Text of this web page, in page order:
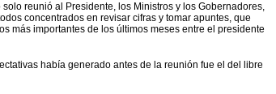
reunió al Presidente, los Ministros y los Gobernadores,
concentrados en revisar cifras y tomar apuntes, que
más importantes de los últimos meses entre el presidente
había generado antes de la reunión fue el del libre